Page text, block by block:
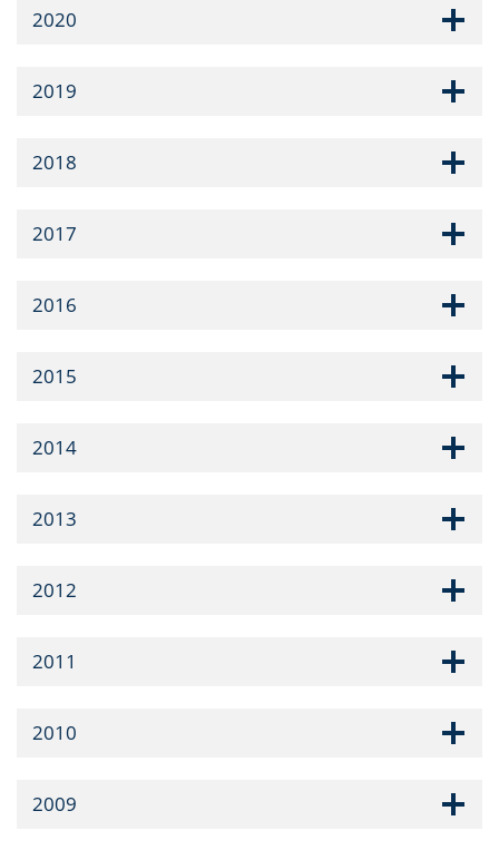
2020
2019
2018
2017
2016
2015
2014
2013
2012
2011
2010
2009